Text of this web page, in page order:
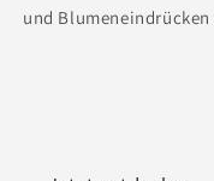
und Blumeneindrücken